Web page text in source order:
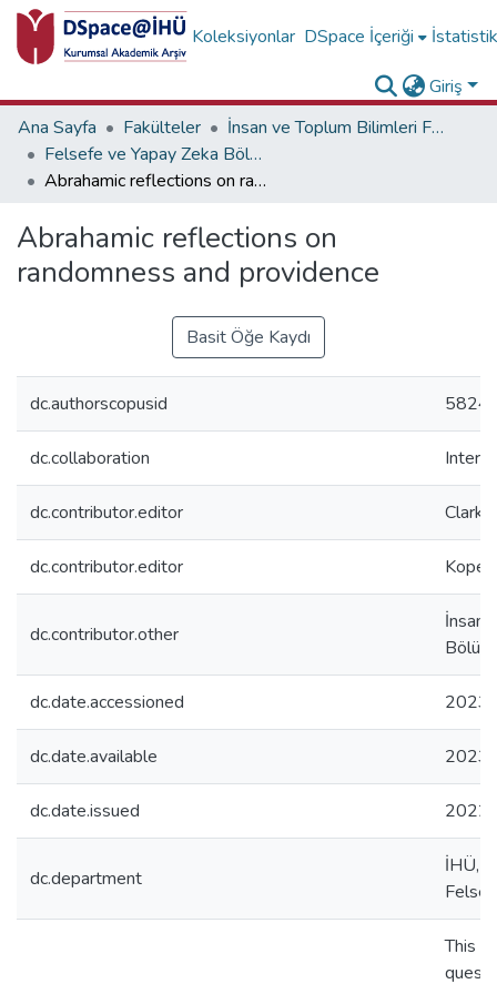
Koleksiyonlar DSpace İçeriği
Giriş
Ana Sayfa
Fakülteler
İnsan ve Toplum Bilimleri Fakültesi
Felsefe ve Yapay Zeka Bölümü Koleksiyonu
Abrahamic reflections on randomness and providence
Abrahamic reflections on
randomness and providence
Basit Öğe Kaydı
dc.authorscopusid
dc.collaboration
dc.contributor.editor Clark,
dc.contributor.editor
dc.contributor.other
İnsan
dc.date.accessioned
dc.date.available
dc.date.issued 2022
dc.department
İHÜ,
This